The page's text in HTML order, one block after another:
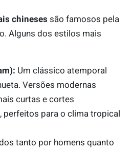
chineses são famosos pela
Alguns dos estilos mais
Um clássico atemporal
Versões modernas
curtas e cortes
perfeitos para o clima tropical
tanto por homens quanto